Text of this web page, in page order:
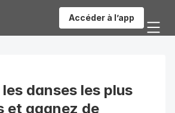
Accéder à l’app
danses les plus
et gagnez de